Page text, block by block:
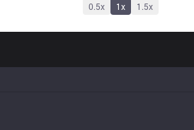
0.5x 1x 1.5x